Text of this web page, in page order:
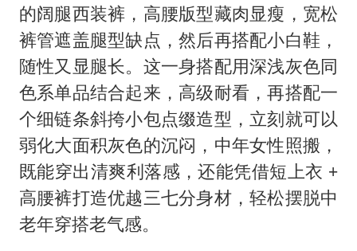
的阔腿西装裤，高腰版型藏肉显瘦，宽松
裤管遮盖腿型缺点，然后再搭配小白鞋，
随性又显腿长。这一身搭配用深浅灰色同
色系单品结合起来，高级耐看，再搭配一
个细链条斜挎小包点缀造型，立刻就可以
弱化大面积灰色的沉闷，中年女性照搬，
既能穿出清爽利落感，还能凭借短上衣 +
高腰裤打造优越三七分身材，轻松摆脱中
老年穿搭老气感。